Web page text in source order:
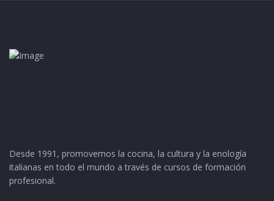
Desde 1991, promovemos la cocina, la cultura y la enología
italianas en todo el mundo a través de cursos de formación
profesional.